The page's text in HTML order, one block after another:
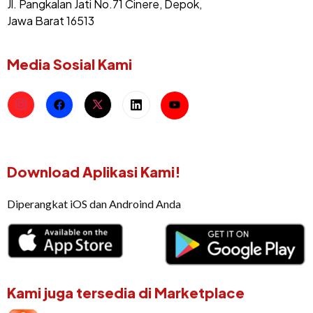
Jl. Pangkalan Jati No.71 Cinere, Depok,
Jawa Barat 16513
Media Sosial Kami
Download Aplikasi Kami!
Diperangkat iOS dan Androind Anda
Kami juga tersedia di Marketplace